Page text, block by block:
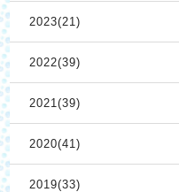
2023(21)
2022(39)
2021(39)
2020(41)
2019(33)